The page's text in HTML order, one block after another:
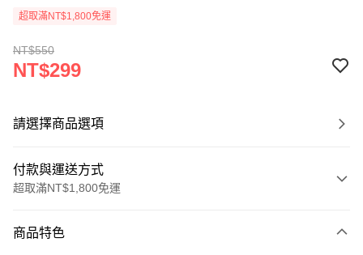
超取滿NT$1,800免運
NT$550
NT$299
請選擇商品選項
付款與運送方式
超取滿NT$1,800免運
信用卡一次付款
商品特色